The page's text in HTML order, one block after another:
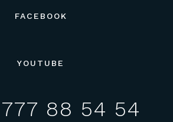
FACEBOOK
YOUTUBE
777 88 54 54